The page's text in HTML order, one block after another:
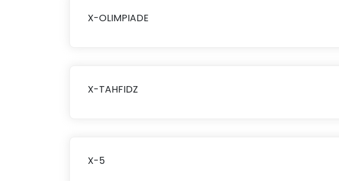
X-OLIMPIADE
X-TAHFIDZ
X-5